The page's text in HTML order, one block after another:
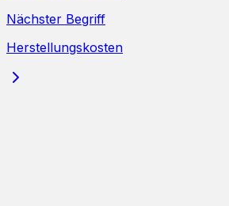
Nächster Begriff
Herstellungskosten